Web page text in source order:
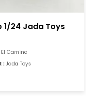
1/24 Jada Toys
El Camino
:Jada Toys